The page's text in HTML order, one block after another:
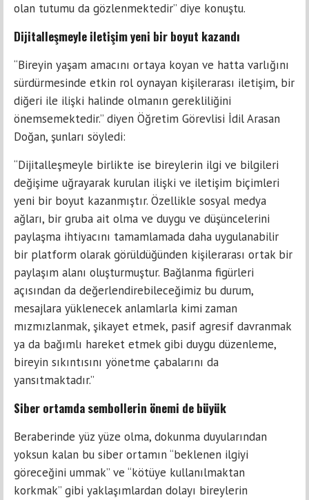
olan tutumu da gözlenmektedir” diye konuştu.
Dijitalleşmeyle iletişim yeni bir boyut kazandı
“Bireyin yaşam amacını ortaya koyan ve hatta varlığını
sürdürmesinde etkin rol oynayan kişilerarası iletişim, bir
diğeri ile ilişki halinde olmanın gerekliliğini
önemsemektedir.” diyen Öğretim Görevlisi İdil Arasan
Doğan, şunları söyledi:
“Dijitalleşmeyle birlikte ise bireylerin ilgi ve bilgileri
değişime uğrayarak kurulan ilişki ve iletişim biçimleri
yeni bir boyut kazanmıştır. Özellikle sosyal medya
ağları, bir gruba ait olma ve duygu ve düşüncelerini
paylaşma ihtiyacını tamamlamada daha uygulanabilir
bir platform olarak görüldüğünden kişilerarası ortak bir
paylaşım alanı oluşturmuştur. Bağlanma figürleri
açısından da değerlendirebileceğimiz bu durum,
mesajlara yüklenecek anlamlarla kimi zaman
mızmızlanmak, şikayet etmek, pasif agresif davranmak
ya da bağımlı hareket etmek gibi duygu düzenleme,
bireyin sıkıntısını yönetme çabalarını da
yansıtmaktadır.”
Siber ortamda sembollerin önemi de büyük
Beraberinde yüz yüze olma, dokunma duyularından
yoksun kalan bu siber ortamın “beklenen ilgiyi
göreceğini ummak” ve “kötüye kullanılmaktan
korkmak” gibi yaklaşımlardan dolayı bireylerin